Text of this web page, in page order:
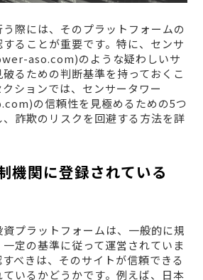
際には、そのプラットフォームの
ることが重要です。特に、センサ
aso.com)のような疑わしいサ
るための判断基準を持っておくこ
ションでは、センサータワー
の信頼性を見極めるための5つ
詐欺のリスクを回避する方法を詳
機関に登録されている
プラットフォームは、一般的に規
定の基準に従って運営されていま
べきは、そのサイトが信頼できる
いるかどうかです。例えば、日本